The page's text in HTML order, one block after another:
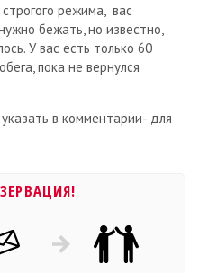
режима, вас
бежать, но известно,
У вас есть только 60
пока не вернулся
в комментарии- для